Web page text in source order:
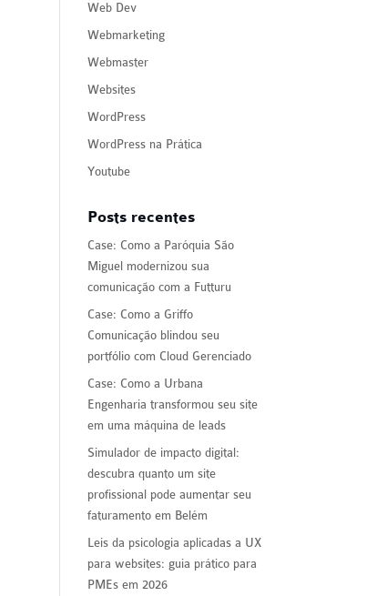
Web Dev
Webmarketing
Webmaster
Websites
WordPress
WordPress na Prática
Youtube
Posts recentes
Case: Como a Paróquia São
Miguel modernizou sua
comunicação com a Futturu
Case: Como a Griffo
Comunicação blindou seu
portfólio com Cloud Gerenciado
Case: Como a Urbana
Engenharia transformou seu site
em uma máquina de leads
Simulador de impacto digital:
descubra quanto um site
profissional pode aumentar seu
faturamento em Belém
Leis da psicologia aplicadas a UX
para websites: guia prático para
PMEs em 2026